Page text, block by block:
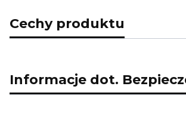
Cechy produktu
Informacje dot.